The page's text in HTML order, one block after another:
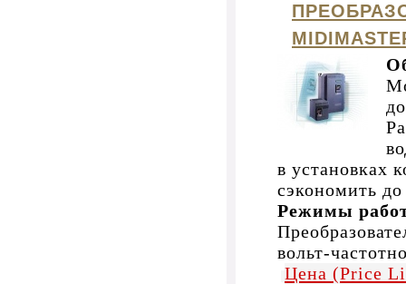
в установках
сэкономить
Режимы
вольт-
Цена (Price